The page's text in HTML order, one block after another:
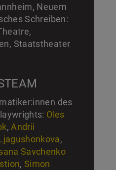
Neuem
Schreiben:
Staatstheater
des
Oles
, Andrii
,
Savchenko
, Simon